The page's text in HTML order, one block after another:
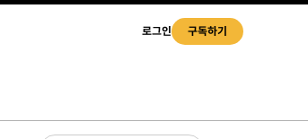
로그인 구독하기